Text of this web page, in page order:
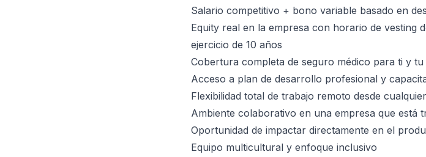
Salario competitivo + bono variable basado en
Equity real en la empresa con horario de vesting
ejercicio de 10 años
Cobertura completa de seguro médico para ti y tu
Acceso a plan de desarrollo profesional y
Flexibilidad total de trabajo remoto desde
Ambiente colaborativo en una empresa que está
Oportunidad de impactar directamente en el
Equipo multicultural y enfoque inclusivo